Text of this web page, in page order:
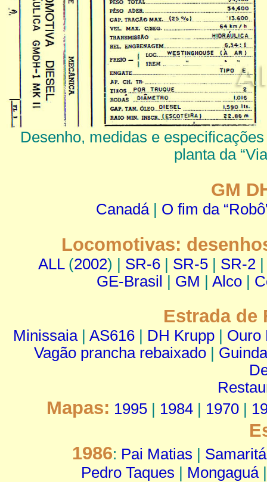
Desenho, medidas e
planta da
GM
Canadá| O fim da
Locomotivas:
ALL (2002) | SR-6 | SR-5 | SR-2
GE-Brasil | GM | Alco|
Estrada de
Minissaia| AS616 DH Krupp
Ouro
Vagão prancha rebaixado|
Mapas: 1995| 1984| 1970|
1986: Pai Matias Samaritá
Pedro Taques
Mongaguá